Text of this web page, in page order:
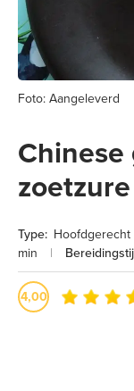
Foto: Aangeleverd
Type: Hoofdgerecht
min
|
4,00